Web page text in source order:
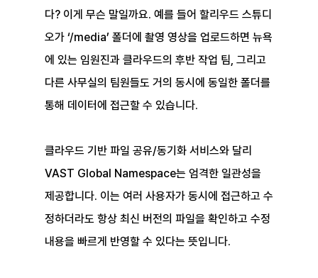
다? 이게 무슨 말일까요. 예를 들어 할리우드 스튜디
오가 ‘/media’ 폴더에 촬영 영상을 업로드하면 뉴욕
에 있는 임원진과 클라우드의 후반 작업 팀, 그리고
다른 사무실의 팀원들도 거의 동시에 동일한 폴더를
통해 데이터에 접근할 수 있습니다.
클라우드 기반 파일 공유/동기화 서비스와 달리
VAST Global Namespace는 엄격한 일관성을
제공합니다. 이는 여러 사용자가 동시에 접근하고 수
정하더라도 항상 최신 버전의 파일을 확인하고 수정
내용을 빠르게 반영할 수 있다는 뜻입니다.